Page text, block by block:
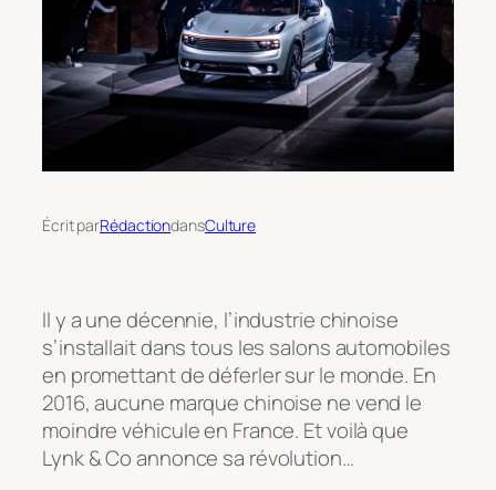
Écrit parRédactiondansCulture
Il y a une décennie, l’industrie chinoise
s’installait dans tous les salons automobiles
en promettant de déferler sur le monde. En
2016, aucune marque chinoise ne vend le
moindre véhicule en France. Et voilà que
Lynk & Co annonce sa révolution…